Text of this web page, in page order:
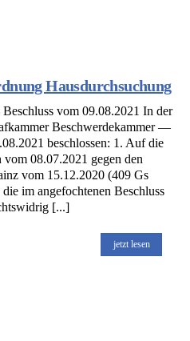
Hausdurchsuchung
vom 09.08.2021 In der
Beschwerdekammer —
beschlossen: 1. Auf die
08.07.2021 gegen den
vom 15.12.2020 (409 Gs
im angefochtenen Beschluss
[...]
jetzt lesen